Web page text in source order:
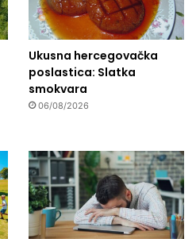
Ukusna hercegovačka
poslastica: Slatka
smokvara
06/08/2026